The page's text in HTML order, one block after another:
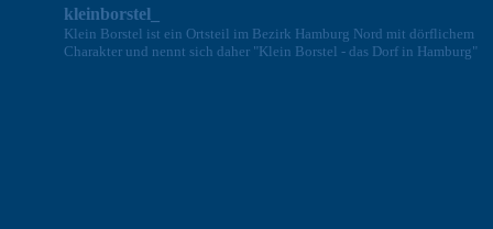
kleinborstel_
Klein Borstel ist ein Ortsteil im Bezirk Hamburg Nord mit dörflichem
Charakter und nennt sich daher "Klein Borstel - das Dorf in Hamburg"